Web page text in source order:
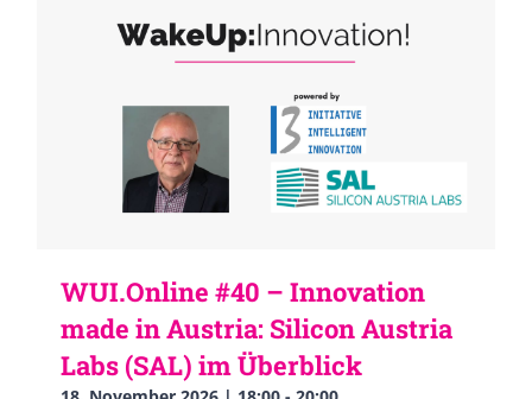
WUI.Online #40 – Innovation
made in Austria: Silicon Austria
Labs (SAL) im Überblick